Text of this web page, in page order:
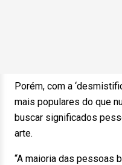
Porém, com a
mais populares do que
buscar significados
arte.
“A maioria das pessoas